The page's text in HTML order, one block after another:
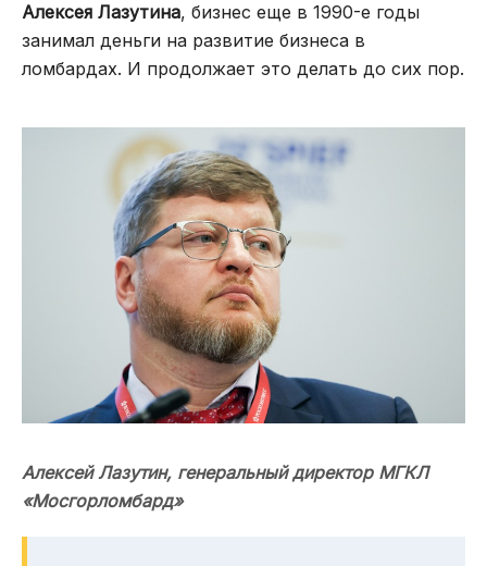
Алексея Лазутина, бизнес еще в 1990-е годы
занимал деньги на развитие бизнеса в
ломбардах. И продолжает это делать до сих пор.
Алексей Лазутин, генеральный директор МГКЛ
«Мосгорломбард»